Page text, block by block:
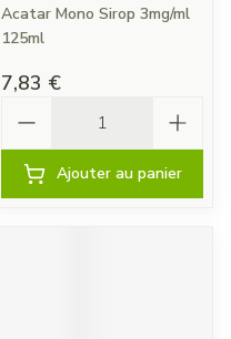
Acatar Mono Sirop 3mg/ml
125ml
7,83 €
Ajouter au panier